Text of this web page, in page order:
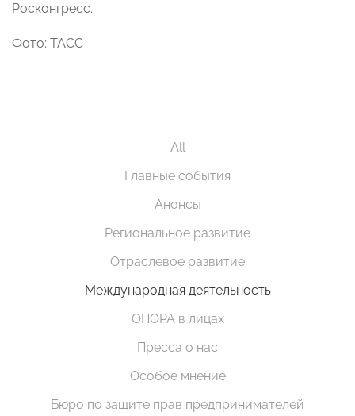
Росконгресс.
Фото: ТАСС
All
Главные события
Анонсы
Региональное развитие
Отраслевое развитие
Международная деятельность
ОПОРА в лицах
Пресса о нас
Особое мнение
Бюро по защите прав предпринимателей